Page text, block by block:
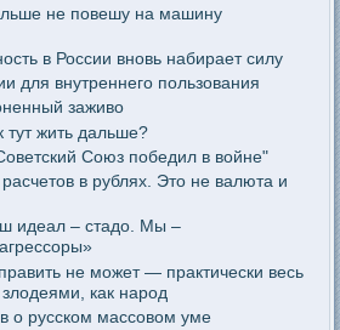
не повешу на машину
в России вновь набирает силу
для внутреннего пользования
заживо
тут жить дальше?
Союз победил в войне"
в рублях. Это не валюта и
идеал – стадо. Мы –
не может — практически весь
как народ
о русском массовом уме